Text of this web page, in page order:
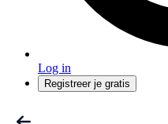
Log in
Registreer je gratis